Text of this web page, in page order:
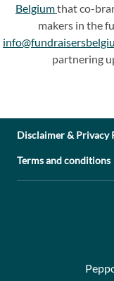
Belgiumthat co-
makers in the
partnering
Disclaimer & Privacy
Terms and conditions